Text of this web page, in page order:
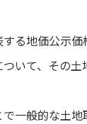
る地価公示
いて、その
一般的な土